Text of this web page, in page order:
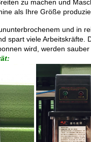
zu machen und
als Ihre Größe
und in
spart viele Arbeitskräfte.
wird, werden sauber